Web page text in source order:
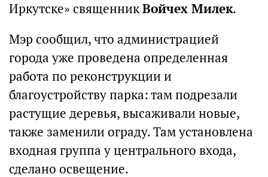
Иркутске» священникВойчех Милек.
Мэр сообщил, что администрацией
города уже проведена определенная
работа по реконструкции и
благоустройству парка: там подрезали
растущие деревья, высаживали новые,
также заменили ограду. Там установлена
входная группа у центрального входа,
сделано освещение.